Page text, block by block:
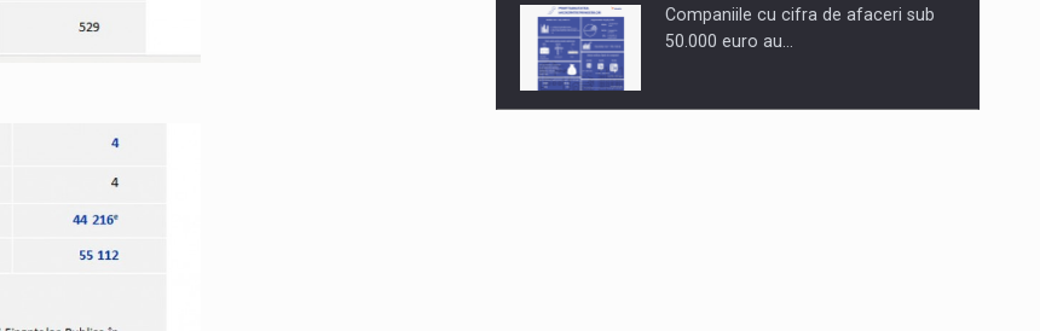
Companiile cu cifra de afaceri sub
50.000 euro au…